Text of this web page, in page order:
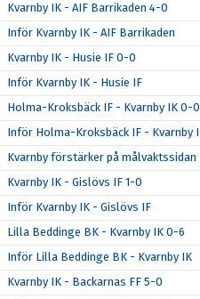
Kvarnby IK - AIF Barrikaden 4-0
Inför Kvarnby IK - AIF Barrikaden
Kvarnby IK - Husie IF 0-0
Inför Kvarnby IK - Husie IF
Holma-Kroksbäck IF - Kvarnby IK 0-0
Inför Holma-Kroksbäck IF - Kvarnby
Kvarnby förstärker på målvaktssidan
Kvarnby IK - Gislövs IF 1-0
Inför Kvarnby IK - Gislövs IF
Lilla Beddinge BK - Kvarnby IK 0-6
Inför Lilla Beddinge BK - Kvarnby IK
Kvarnby IK - Backarnas FF 5-0